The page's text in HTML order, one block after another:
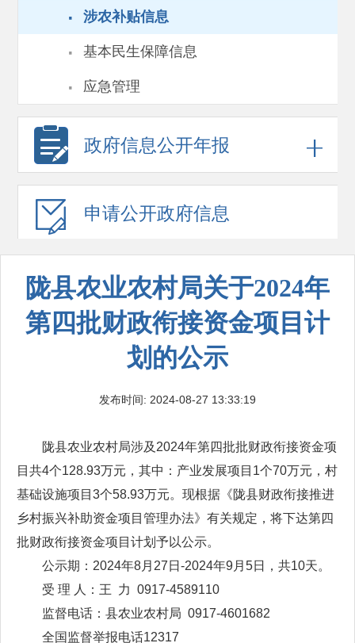
· 涉农补贴信息
· 基本民生保障信息
· 应急管理
政府信息公开年报
申请公开政府信息
陇县农业农村局关于2024年
第四批财政衔接资金项目计
划的公示
发布时间: 2024-08-27 13:33:19
陇县农业农村局涉及2024年第四批批财政衔接资金项
目共4个128.93万元，其中：产业发展项目1个70万元，村
基础设施项目3个58.93万元。现根据《陇县财政衔接推进
乡村振兴补助资金项目管理办法》有关规定，将下达第四
批财政衔接资金项目计划予以公示。
公示期：2024年8月27日-2024年9月5日，共10天。
受 理 人：王 力 0917-4589110
监督电话：县农业农村局 0917-4601682
全国监督举报电话12317